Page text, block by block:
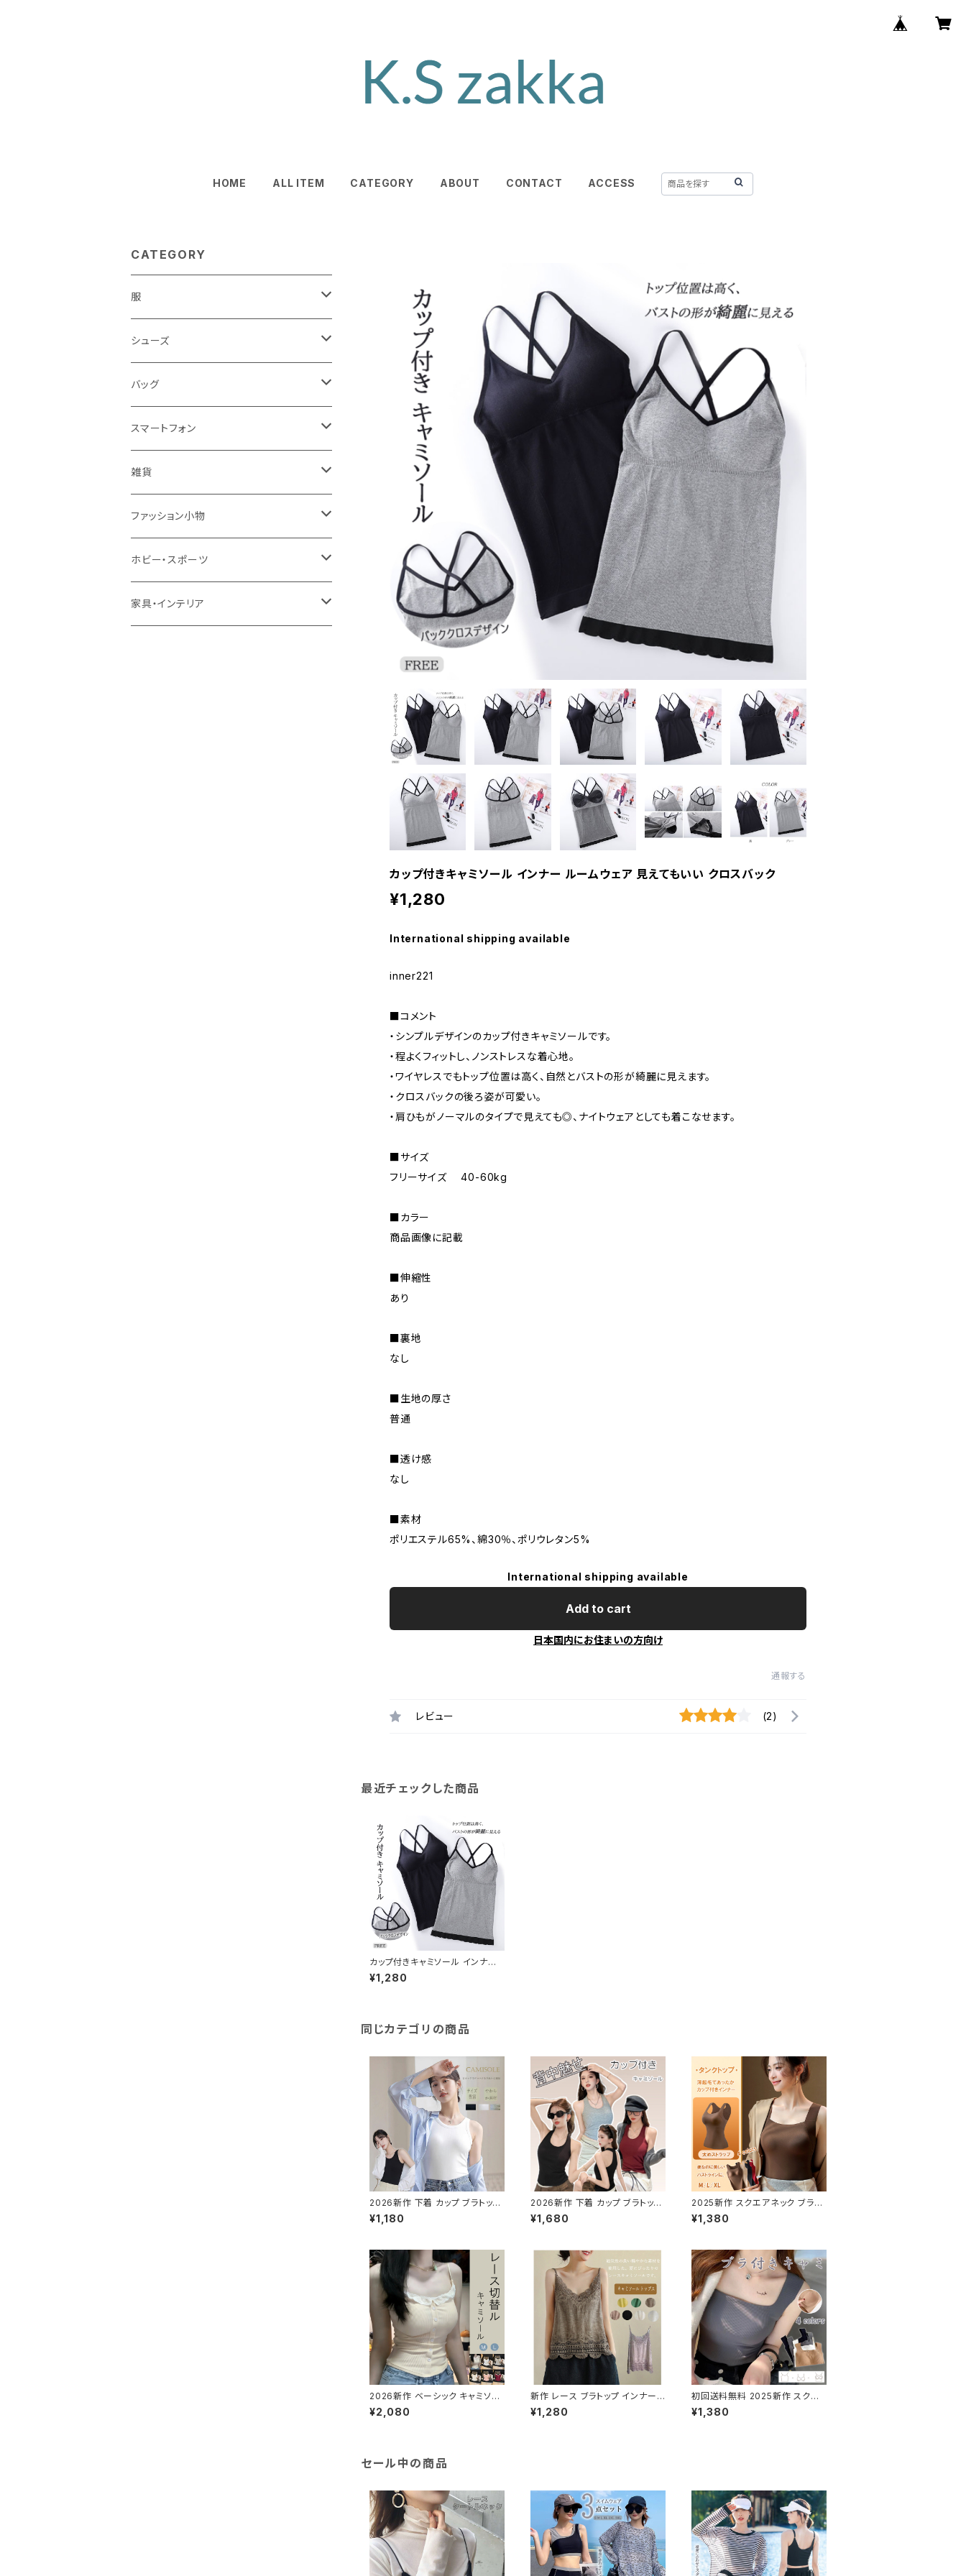
HOME ALL ITEM CATEGORY ABOUT CONTACT ACCESS
カップ付きキャミソール インナー ルームウェア 見えてもいい クロスバック
¥1,280
International shipping available
inner221
■コメント
・シンプルデザインのカップ付きキャミソールです。
・程よくフィットし、ノンストレスな着心地。
・ワイヤレスでもトップ位置は高く、自然とバストの形が綺麗に見えます。
・クロスバックの後ろ姿が可愛い。
・肩ひもがノーマルのタイプで見えても◎、ナイトウェアとしても着こなせます。
■サイズ
フリーサイズ 40-60kg
■カラー
商品画像に記載
■伸縮性
あり
■裏地
なし
■生地の厚さ
普通
■透け感
なし
■素材
ポリエステル65%、綿30％、ポリウレタン5%
International shipping available
Add to cart
日本国内にお住まいの方向け
通報する
レビュー (2)
最近チェックした商品
カップ付きキャミソール インナー
ルームウェア 見えてもいい クロス
バック
¥1,280
同じカテゴリの商品
2026新作 下着 カップ ブラトップ
カップ ブラ ソフト スポーツブラ ノ
ンワイヤー インナー キャミソール
¥1,180
2026新作 下着 カップ ブラトップ
カップ ブラ ソフト スポーツブラ ノ
ンワイヤー インナー キャミソール
¥1,680
2025新作 スクエアネック ブラト
ップ インナー ノンワイヤー 下着
暖かい 薄起毛
¥1,380
2026新作 ベーシック キャミソー
ル シンプル 無地 インナー 伸縮性
フリル かわいい 着回し レース切
¥2,080
新作 レース ブラトップ インナー
レースキャミソール トップス
¥1,280
初回送料無料 2025新作 スクエ
アネック ブラトップ インナー ノン
ワイヤー 下着 バストケア
¥1,380
セール中の商品
CATEGORY
服
レディース
トップス
コート・ジャケット
水着・オーバーウェア
メンズ
バッグ
帽子
キッズ＆ベビー
浴衣
シューズ
レディース
サンダル
スニーカー
メンズ
サンダル
キッズ＆ベビー
バッグ
レディース
メンズ
キッズ＆ベビー
スマートフォン
アクセサリ
ケース・カバー
ケーブル・アダプター
ケース
スタント
フィルム
雑貨
ガラス
タオル
キーホルダー
ファッション小物
サングラス・眼鏡
手芸・ハンドメイド用品
ホビー・スポーツ
アウトドア・キャンプ・登山
家具・インテリア